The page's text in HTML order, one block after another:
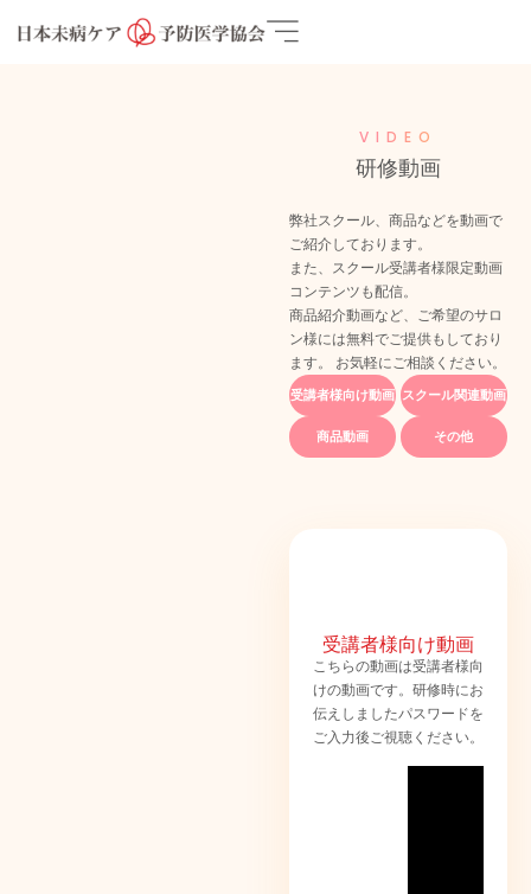
VIDEO
研修動画
弊社スクール、商品などを動画で
ご紹介しております。
また、スクール受講者様限定動画
コンテンツも配信。
商品紹介動画など、ご希望のサロ
ン様には無料でご提供もしており
ます。 お気軽にご相談ください。
受講者様向け動画 スクール関連動画
商品動画 その他
受講者様向け動画
こちらの動画は受講者様向
けの動画です。研修時にお
伝えしましたパスワードを
ご入力後ご視聴ください。